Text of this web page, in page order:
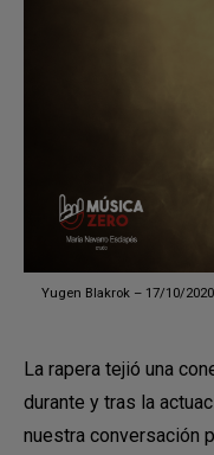
Yugen Blakrok – 17/10/
La rapera tejió una
durante y tras la
nuestra conversación